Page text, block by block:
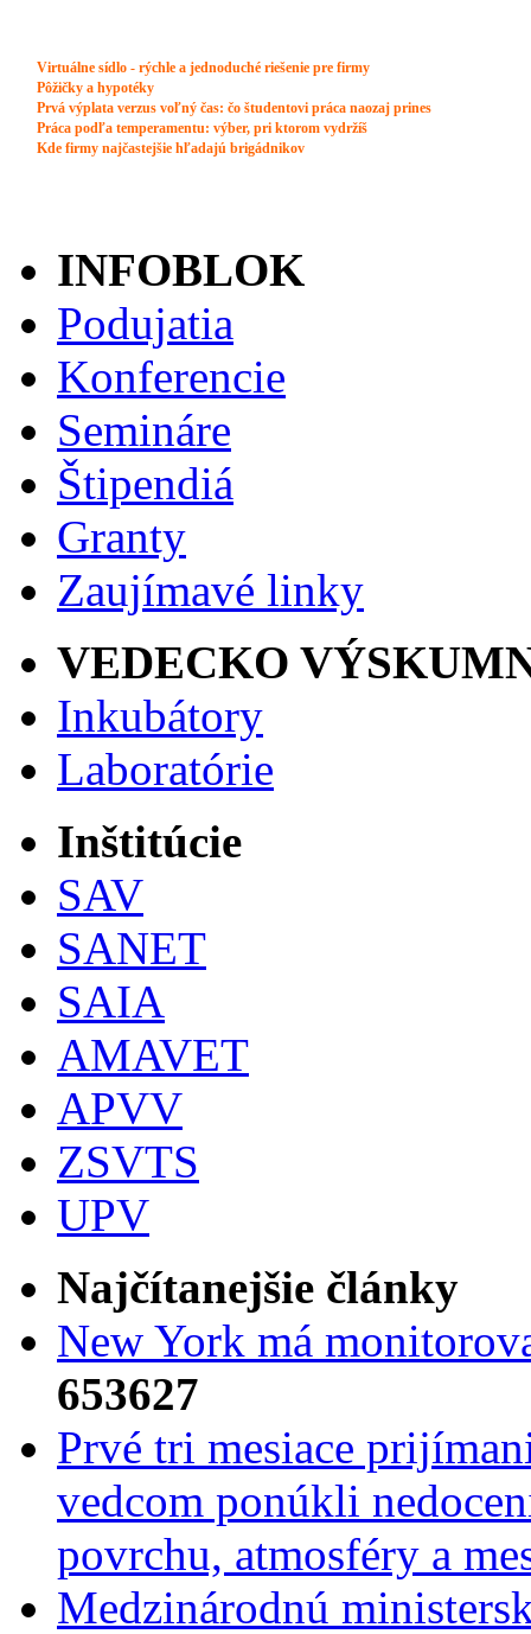
INFOBLOK
Podujatia
Konferencie
Semináre
Štipendiá
Granty
Zaujímavé linky
VEDECKO
Inkubátory
Laboratórie
Inštitúcie
SAV
SANET
SAIA
AMAVET
APVV
ZSVTS
UPV
Najčítanejšie články
New York má
653627
Prvé tri mesiace
vedcom ponúkli
povrchu, atmosféry a
Medzinárodnú